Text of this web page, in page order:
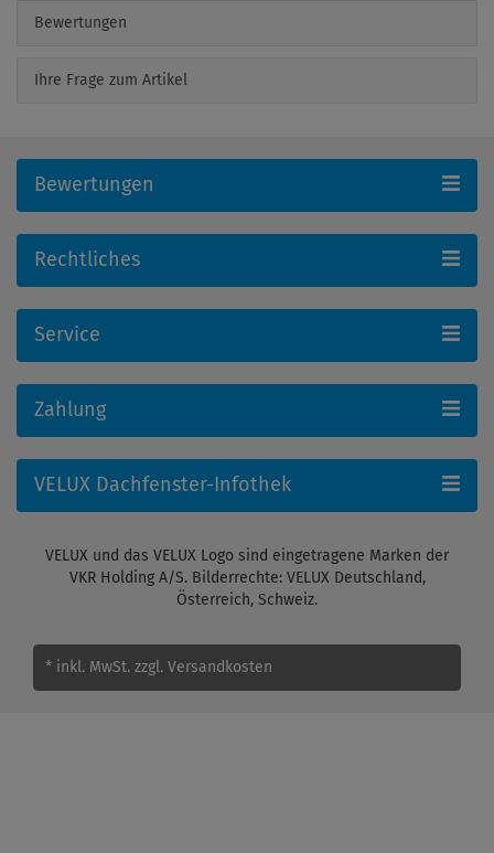
Bewertungen
Ihre Frage zum Artikel
Bewertungen
Rechtliches
Service
Zahlung
VELUX Dachfenster-Infothek
VELUX und das VELUX Logo sind eingetragene Marken der
VKR Holding A/S. Bilderrechte: VELUX Deutschland,
Österreich, Schweiz.
* inkl. MwSt. zzgl. Versandkosten